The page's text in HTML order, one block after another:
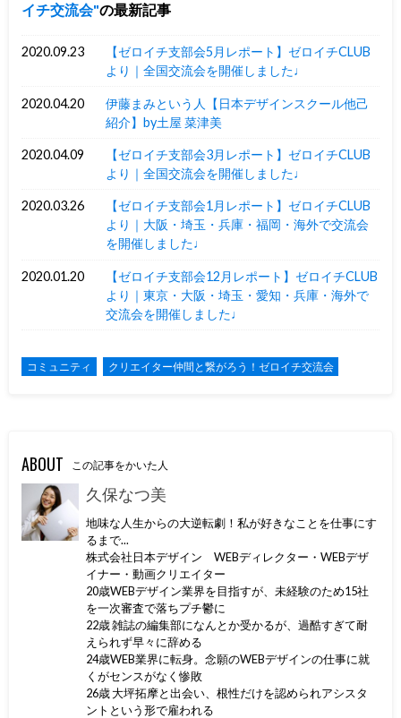
イチ交流会 の最新記事
2020.09.23
【ゼロイチ支部会5月レポート】ゼロイチCLUB
より｜全国交流会を開催しました♩
2020.04.20
伊藤まみという人【日本デザインスクール他己
紹介】by土屋 菜津美
2020.04.09
【ゼロイチ支部会3月レポート】ゼロイチCLUB
より｜全国交流会を開催しました♩
2020.03.26
【ゼロイチ支部会1月レポート】ゼロイチCLUB
より｜大阪・埼玉・兵庫・福岡・海外で交流会
を開催しました♩
2020.01.20
【ゼロイチ支部会12月レポート】ゼロイチCLUB
より｜東京・大阪・埼玉・愛知・兵庫・海外で
交流会を開催しました♩
コミュニティ クリエイター仲間と繋がろう！ゼロイチ交流会
ABOUT この記事をかいた人
久保なつ美
地味な人生からの大逆転劇！私が好きなことを仕事にす
るまで...
株式会社日本デザイン WEBディレクター・WEBデザ
イナー・動画クリエイター
20歳WEBデザイン業界を目指すが、未経験のため15社
を一次審査で落ちプチ鬱に
22歳 雑誌の編集部になんとか受かるが、過酷すぎて耐
えられず早々に辞める
24歳WEB業界に転身。念願のWEBデザインの仕事に就
くがセンスがなく惨敗
26歳 大坪拓摩と出会い、根性だけを認められアシスタ
ントという形で雇われる